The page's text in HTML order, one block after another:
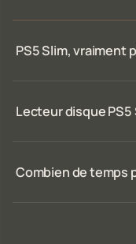
PS5 Slim, vraiment
Lecteur disque PS5
Combien de temps